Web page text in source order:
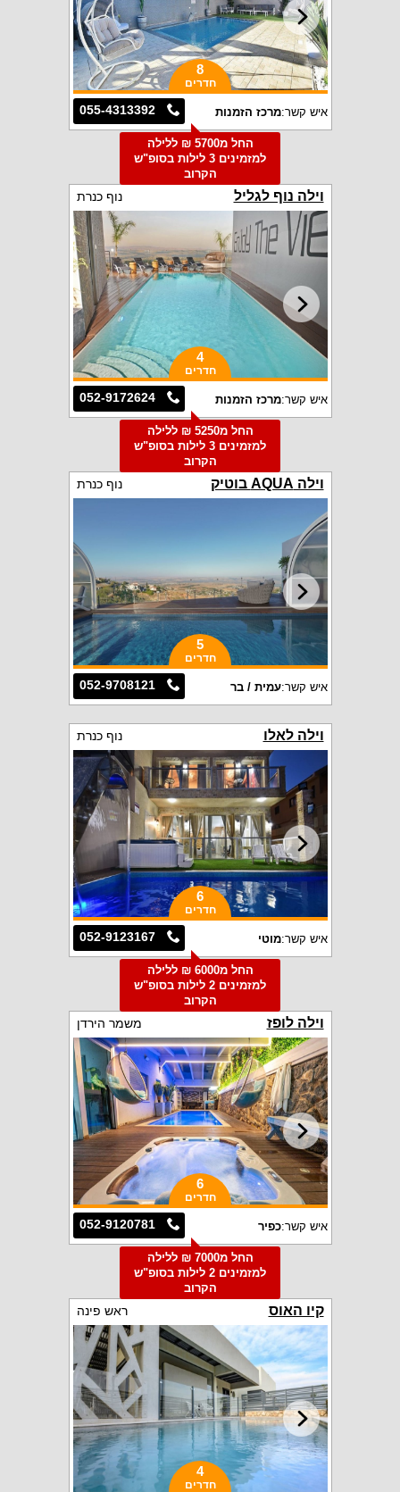
8
חדרים
055-4313392 איש קשר:מרכז הזמנות
החל מ5700 ₪ ללילה
למזמינים 3 לילות בסופ"ש
הקרוב
וילה נוף לגליל נוף כנרת
4
חדרים
052-9172624 איש קשר:מרכז הזמנות
החל מ5250 ₪ ללילה
למזמינים 3 לילות בסופ"ש
הקרוב
וילה AQUA בוטיק נוף כנרת
5
חדרים
052-9708121 איש קשר:עמית / בר
וילה לאלו נוף כנרת
6
חדרים
052-9123167 איש קשר:מוטי
החל מ6000 ₪ ללילה
למזמינים 2 לילות בסופ"ש
הקרוב
וילה לופז משמר הירדן
6
חדרים
052-9120781 איש קשר:כפיר
החל מ7000 ₪ ללילה
למזמינים 2 לילות בסופ"ש
הקרוב
קיו האוס ראש פינה
4
חדרים